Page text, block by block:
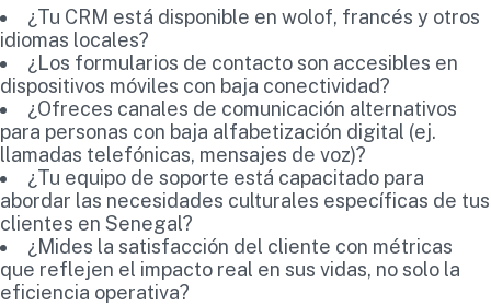
¿Tu CRM está disponible en wolof, francés y otros
idiomas locales?
¿Los formularios de contacto son accesibles en
dispositivos móviles con baja conectividad?
¿Ofreces canales de comunicación alternativos
para personas con baja alfabetización digital (ej.
llamadas telefónicas, mensajes de voz)?
¿Tu equipo de soporte está capacitado para
abordar las necesidades culturales específicas de tus
clientes en Senegal?
¿Mides la satisfacción del cliente con métricas
que reflejen el impacto real en sus vidas, no solo la
eficiencia operativa?